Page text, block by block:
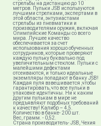
стрельбы на дистанцию до 10
метров. Пульки JSB используются
лучшими стрелками, экспертами в
этой области, энтузиастами
стрельбы из пневматики и
производителями оружия, включая
Олимпийские Команды со всего
мира. Лучшее качество
обеспечивается за счет
использования хорошо обученных
сотрудников, которые проверяют
каждую пульку буквально под
увеличительным стеклом. Пульки с
малейшими дефектами
отсеиваются, и только идеальные
экземпляры попадают в банку JSB!
Каждая пуля взвешивается ,чтобы
гарантировать, что все пульки в
упаковке идентичны. Ни к каким
другим пулькам в мире не
предъявляют подобных требований
к качеству! Калибр – 4,5.
Количество в банке- 200 шт.
Вес, грамм. - 0,52.
Страна производитель- JSB, Чехия